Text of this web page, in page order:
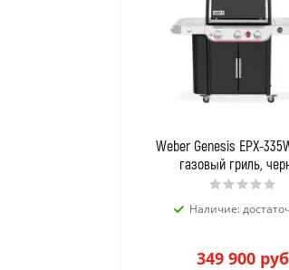
Weber Genesis EPX-
газовый гриль,
Наличие:
349 900 руб